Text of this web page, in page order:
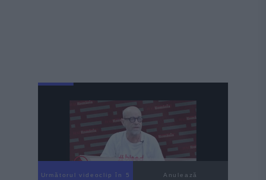
Următorul videoclip în 4 Anulează